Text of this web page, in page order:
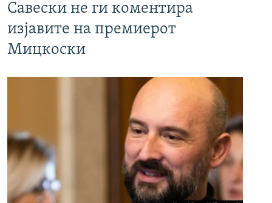
Савески не ги коментира
изјавите на премиерот
Мицкоски